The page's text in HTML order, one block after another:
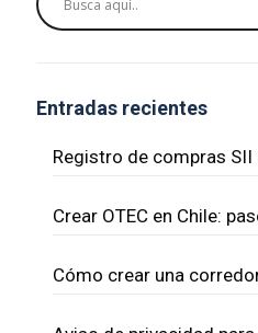
Entradas recientes
Registro de compras SII
Crear OTEC en Chile:
Cómo crear una